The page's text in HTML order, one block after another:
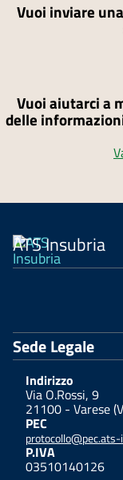
Vuoi inviare
Vuoi aiutarci a
delle
ATS Insubria
Sede Legale
Indirizzo
Via O.Rossi, 9
21100 - Varese
PEC
P.IVA
03510140126